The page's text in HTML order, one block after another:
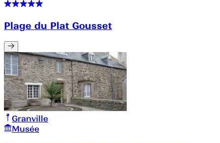
Plage du Plat Gousset
Granville
Musée